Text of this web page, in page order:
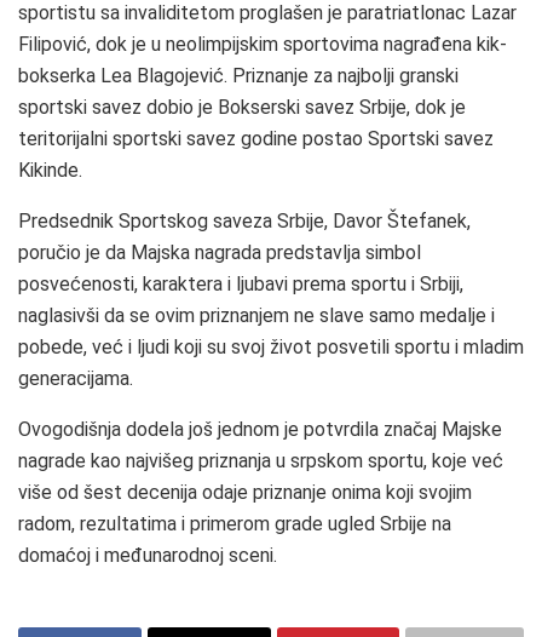
sportistu sa invaliditetom proglašen je paratriatlonac Lazar
Filipović, dok je u neolimpijskim sportovima nagrađena kik-
bokserka Lea Blagojević. Priznanje za najbolji granski
sportski savez dobio je Bokserski savez Srbije, dok je
teritorijalni sportski savez godine postao Sportski savez
Kikinde.
Predsednik Sportskog saveza Srbije, Davor Štefanek,
poručio je da Majska nagrada predstavlja simbol
posvećenosti, karaktera i ljubavi prema sportu i Srbiji,
naglasivši da se ovim priznanjem ne slave samo medalje i
pobede, već i ljudi koji su svoj život posvetili sportu i mladim
generacijama.
Ovogodišnja dodela još jednom je potvrdila značaj Majske
nagrade kao najvišeg priznanja u srpskom sportu, koje već
više od šest decenija odaje priznanje onima koji svojim
radom, rezultatima i primerom grade ugled Srbije na
domaćoj i međunarodnoj sceni.